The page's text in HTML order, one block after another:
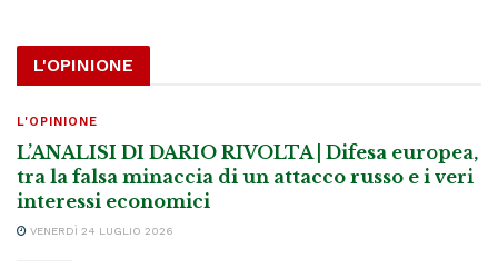
L'OPINIONE
L'OPINIONE
L’ANALISI DI DARIO RIVOLTA | Difesa europea,
tra la falsa minaccia di un attacco russo e i veri
interessi economici
VENERDÌ 24 LUGLIO 2026